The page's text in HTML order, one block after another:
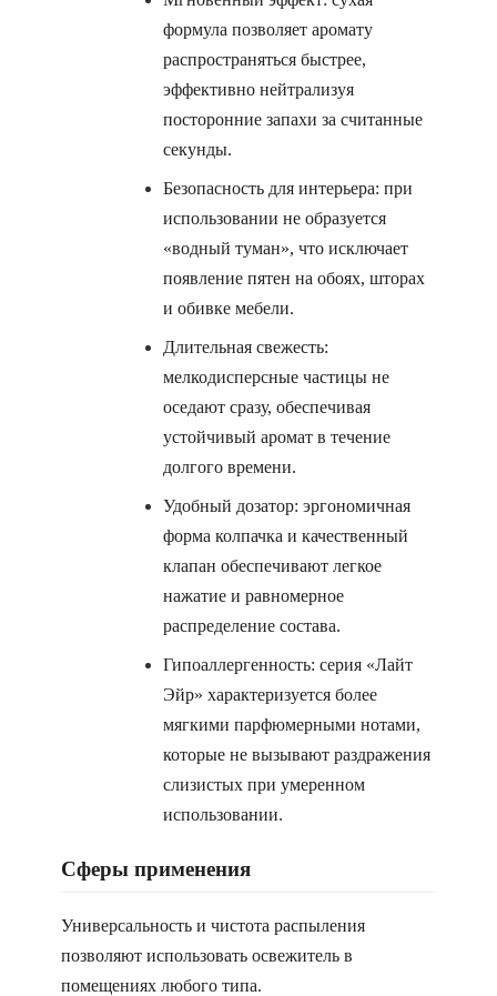
формула позволяет аромату
распространяться быстрее,
эффективно нейтрализуя
посторонние запахи за считанные
секунды.
Безопасность для интерьера: при
использовании не образуется
«водный туман», что исключает
появление пятен на обоях, шторах
и обивке мебели.
Длительная свежесть:
мелкодисперсные частицы не
оседают сразу, обеспечивая
устойчивый аромат в течение
долгого времени.
Удобный дозатор: эргономичная
форма колпачка и качественный
клапан обеспечивают легкое
нажатие и равномерное
распределение состава.
Гипоаллергенность: серия «Лайт
Эйр» характеризуется более
мягкими парфюмерными нотами,
которые не вызывают раздражения
слизистых при умеренном
использовании.
Сферы применения
Универсальность и чистота распыления
позволяют использовать освежитель в
помещениях любого типа.